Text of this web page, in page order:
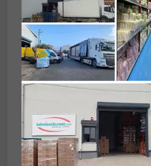
Tüm Sorular
Anket
SET 9'lu
Vileda Turbo Yedek Mop Paspas
Hijyenik Temizlik, Mükemmel
Vileda Turbo temizlik
uyumlu olan bu yedek mop
%100 mikrofiber yapısıyla